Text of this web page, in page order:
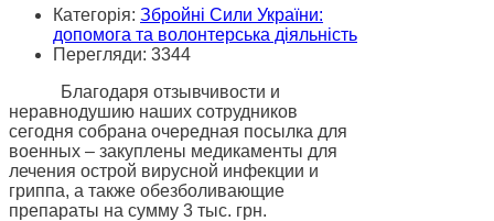
Категорія: Збройні Сили України:
допомога та волонтерська діяльність
Перегляди: 3344
Благодаря отзывчивости и
неравнодушию наших сотрудников
сегодня собрана очередная посылка для
военных – закуплены медикаменты для
лечения острой вирусной инфекции и
гриппа, а также обезболивающие
препараты на сумму 3 тыс. грн.